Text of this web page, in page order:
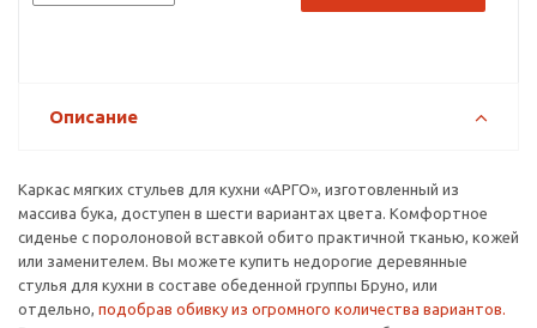
Описание
Каркас мягких стульев для кухни «АРГО», изготовленный из
массива бука, доступен в шести вариантах цвета. Комфортное
сиденье с поролоновой вставкой обито практичной тканью, кожей
или заменителем. Вы можете купить недорогие деревянные
стулья для кухни в составе обеденной группы Бруно, или
отдельно, подобрав обивку из огромного количества вариантов.